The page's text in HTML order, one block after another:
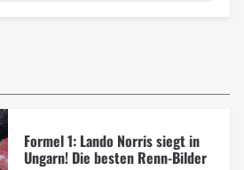
Formel 1: Lando Norris siegt in
Ungarn! Die besten Renn-Bilder